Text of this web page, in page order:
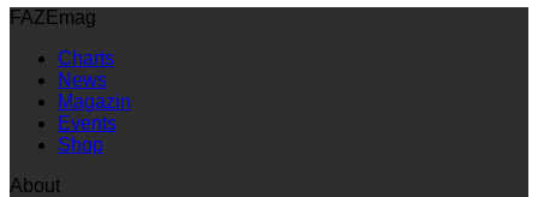
Charts
News
Magazin
Events